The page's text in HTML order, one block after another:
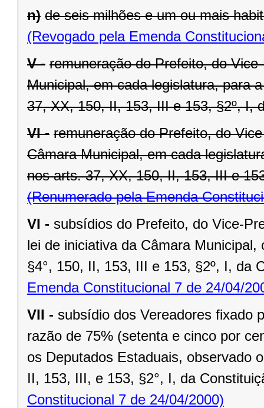
n) de seis milhões e um ou mais
(Revogado pela Emenda
V - remuneração do Prefeito, do
Municipal, em cada legislatura, para
37, XX, 150, II, 153, III e 153, §2º, I,
VI - remuneração do Prefeito, do
Câmara Municipal, em cada
nos arts. 37, XX, 150, II, 153, III e
(Renumerado pela Emenda
VI - subsídios do Prefeito, do Vice-
lei de iniciativa da Câmara
§4°, 150, II, 153, III e 153, §2º, I, da
Emenda Constitucional 7 de 24/04/
VII - subsídio dos Vereadores fixado
razão de 75% (setenta e cinco por
os Deputados Estaduais, observado
II, 153, III, e 153, §2°, I, da
Constitucional 7 de 24/04/2000)